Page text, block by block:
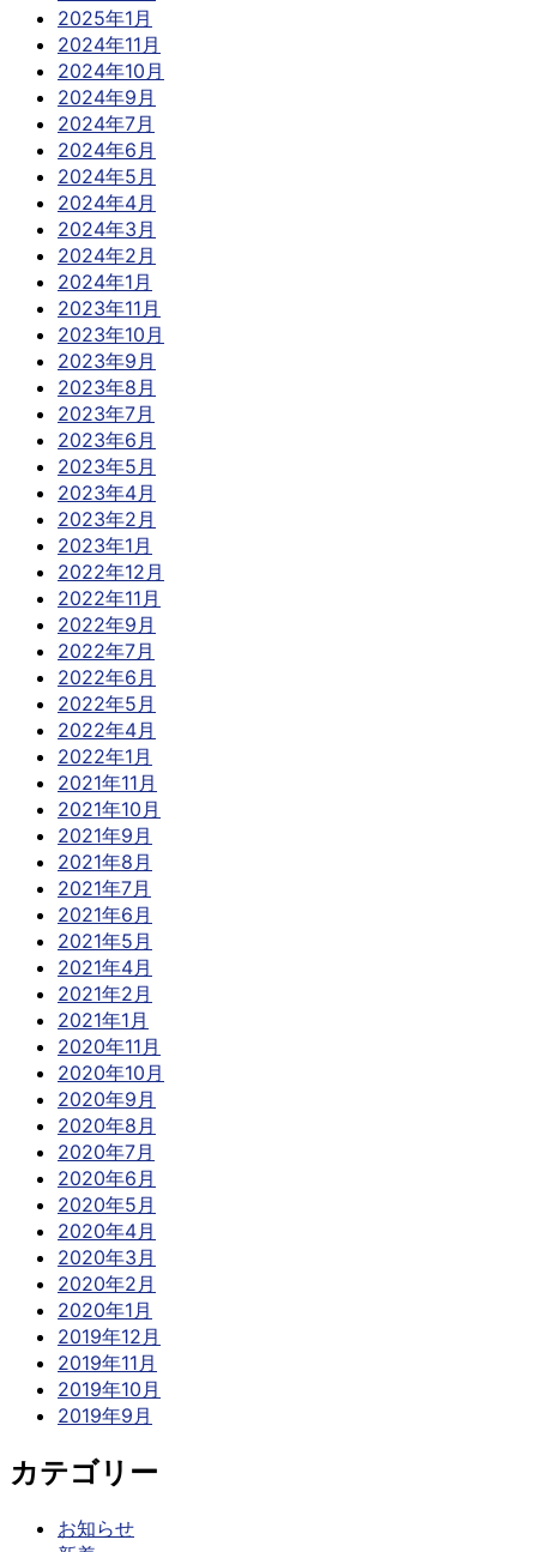
2025年1月
2024年11月
2024年10月
2024年9月
2024年7月
2024年6月
2024年5月
2024年4月
2024年3月
2024年2月
2024年1月
2023年11月
2023年10月
2023年9月
2023年8月
2023年7月
2023年6月
2023年5月
2023年4月
2023年2月
2023年1月
2022年12月
2022年11月
2022年9月
2022年7月
2022年6月
2022年5月
2022年4月
2022年1月
2021年11月
2021年10月
2021年9月
2021年8月
2021年7月
2021年6月
2021年5月
2021年4月
2021年2月
2021年1月
2020年11月
2020年10月
2020年9月
2020年8月
2020年7月
2020年6月
2020年5月
2020年4月
2020年3月
2020年2月
2020年1月
2019年12月
2019年11月
2019年10月
2019年9月
カテゴリー
お知らせ